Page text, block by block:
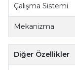
Çalışma Sistemi
Mekanizma
Diğer Özellikler